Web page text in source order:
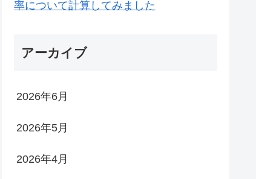
率について計算してみました
アーカイブ
2026年6月
2026年5月
2026年4月